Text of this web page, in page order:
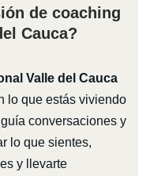
de coaching
Cauca?
Valle del Cauca
lo que estás viviendo
conversaciones y
lo que sientes,
y llevarte